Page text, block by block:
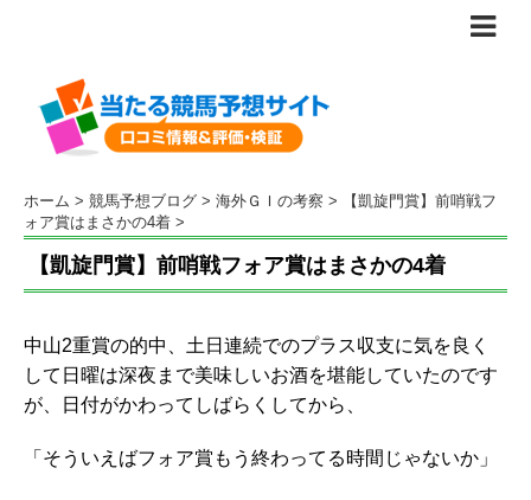
ホーム > 競馬予想ブログ > 海外ＧＩの考察 >
【凱旋門賞】前哨戦フ
ォア賞はまさかの4着 >
【凱旋門賞】前哨戦フォア賞はまさかの4着
中山2重賞の的中、土日連続でのプラス収支に気を良く
して日曜は深夜まで美味しいお酒を堪能していたのです
が、日付がかわってしばらくしてから、
「そういえばフォア賞もう終わってる時間じゃないか」